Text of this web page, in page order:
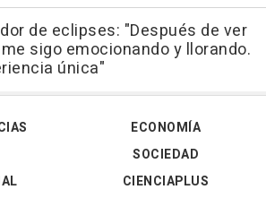
de eclipses: "Después de ver
sigo emocionando y llorando.
única"
ECONOMÍA
SOCIEDAD
CIENCIAPLUS